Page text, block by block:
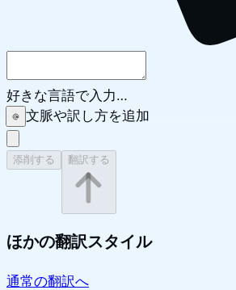
好きな言語で入力…
文脈や訳し方を追加
添削する 翻訳する
ほかの翻訳スタイル
通常の翻訳へ